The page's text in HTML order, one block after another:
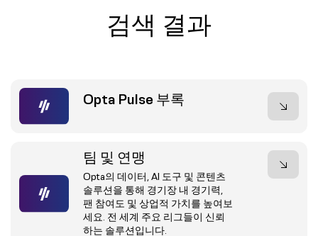
검색 결과
Opta Pulse 부록
팀 및 연맹
Opta의 데이터, AI 도구 및 콘텐츠
솔루션을 통해 경기장 내 경기력,
팬 참여도 및 상업적 가치를 높여보
세요. 전 세계 주요 리그들이 신뢰
하는 솔루션입니다.